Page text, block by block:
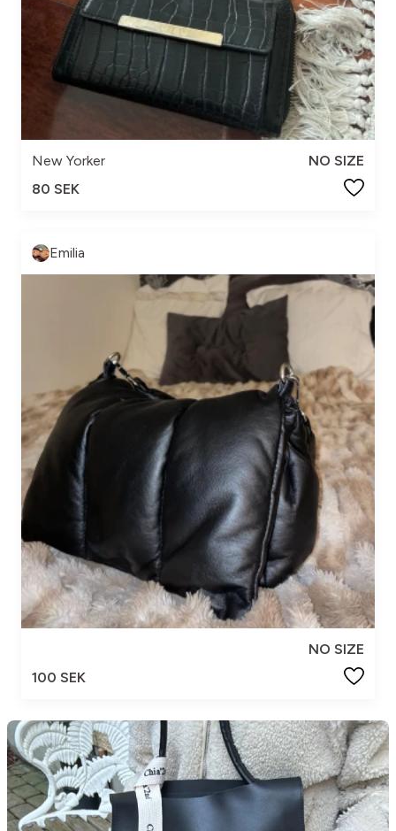
New Yorker
NO SIZE
80 SEK
Emilia
NO SIZE
100 SEK